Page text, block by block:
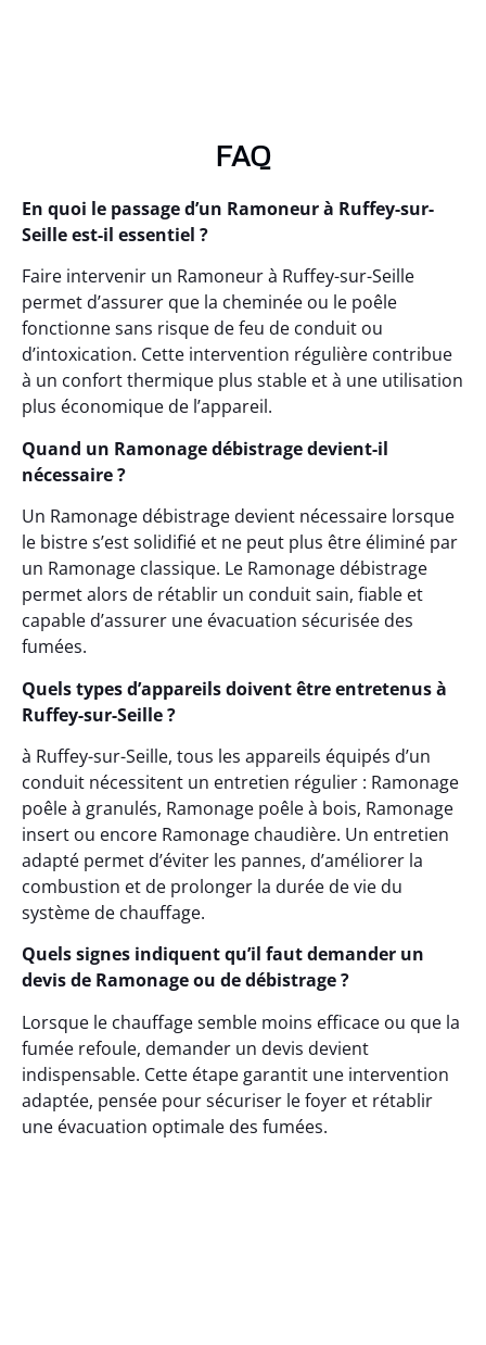
FAQ
En quoi le passage d’un Ramoneur à Ruffey-sur-
Seille est-il essentiel ?
Faire intervenir un Ramoneur à Ruffey-sur-Seille
permet d’assurer que la cheminée ou le poêle
fonctionne sans risque de feu de conduit ou
d’intoxication. Cette intervention régulière contribue
à un confort thermique plus stable et à une utilisation
plus économique de l’appareil.
Quand un Ramonage débistrage devient-il
nécessaire ?
Un Ramonage débistrage devient nécessaire lorsque
le bistre s’est solidifié et ne peut plus être éliminé par
un Ramonage classique. Le Ramonage débistrage
permet alors de rétablir un conduit sain, fiable et
capable d’assurer une évacuation sécurisée des
fumées.
Quels types d’appareils doivent être entretenus à
Ruffey-sur-Seille ?
à Ruffey-sur-Seille, tous les appareils équipés d’un
conduit nécessitent un entretien régulier : Ramonage
poêle à granulés, Ramonage poêle à bois, Ramonage
insert ou encore Ramonage chaudière. Un entretien
adapté permet d’éviter les pannes, d’améliorer la
combustion et de prolonger la durée de vie du
système de chauffage.
Quels signes indiquent qu’il faut demander un
devis de Ramonage ou de débistrage ?
Lorsque le chauffage semble moins efficace ou que la
fumée refoule, demander un devis devient
indispensable. Cette étape garantit une intervention
adaptée, pensée pour sécuriser le foyer et rétablir
une évacuation optimale des fumées.